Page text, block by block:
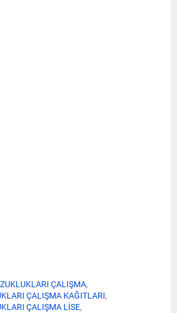
ÇALIŞMA
ÇALIŞMA KAĞITLARI
ÇALIŞMA LİSE